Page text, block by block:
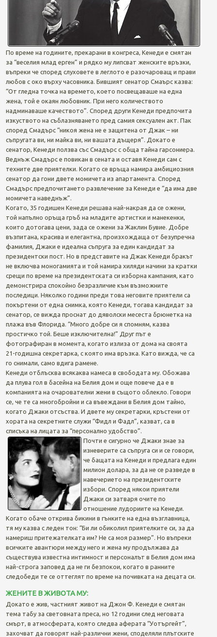
По време на годините, прекарани в конгреса, Кенеди е смятан
за “веселия млад ерген” и рядко му липсват женските връзки,
въпреки че според слуховете в леглото е разочароващ и прави
любов с око върху часовника. Бившият сенатор Смаърс казва:
“От гледна точка на времето, което посвещаваше на една
жена, той е окаян любовник. При него количеството
надминаваше качеството”. Според други Кенеди предпочита
изкуството на съблазняването пред самия сексуален акт. Пак
според Смадърс “никоя жена не е защитена от Джак – ни
съпругата ви, ни майка ви, ни вашата дъщеря”. Докато е
сенатор, Кенеди ползва със Смадърс с обща тайна гарсониера.
Веднъж Смадърс е повикан в сената и оставя Кенеди сам с
техните две приятелки. Когато се връща намира амбициозния
сенатор да гони двете момичета из апартамента. Според
Смадърс предпочитането развлечение за Кенеди е “да има две
момичета наведнъж”.
Когато, 35 годишен Кенеди решава най-накрая да се ожени,
той напълно оръща гръб на младите артистки и манекенки,
които дотогава цени, зада се ожени за Жаклин Бувие. Добре
възпитана, красива и елегантна, произхождаща от безупречна
фамилия, Джаки е идеална съпруга за един кандидат за
президентски пост. Но в представите на Джак Кенеди бракът
не включва моногамията и той намира хиляди начини за кратки
срещи по време на президентската си изборна кампания, като
демонстрира спокойно безразличие към възможните
последици. Няколко години преди това неговите приятели са
покъртени от една снимка, която Кенеди, тогава кандидат за
сенатор, се вижда проснат до дяволски месеста брюнетка на
плажа във Флорида. “Много добре си я спомням, казва
простичко той. Беше изключителна!” Друг път е
фотографиран в момента, когато излиза от дома на своята
21-годишна секретарка, с която има връзка. Като вижда, че са
го снимали, само вдига рамене.
Кенеди отблъсква всякаква намеса в свободата му. Обожава
да плува гол в басейна на Белия дом и още повече да е в
компанията на очарователни жени в същото облекло. Говори
се, че те са многобройни и са въвеждани в Белия дом тайно,
когато Джаки отсъства. И двете му секретарки, кръстени от
хората на секретните служи “Фидл и Фадл”, казват, са в
списъка на лицата за “персонално удобство”.
Почти е сигурно че Джаки знае за
изневерите са съпруга си и се говори,
че бащата на Кенеди и предлага един
милион долара, за да не се разведе в
навечерието на президентските
избори. Според някои приятели
Джаки си затваря очите по
отношение лудориите на Кенеди.
Когато обаче открива бикини в гънките на една възглавница,
тя му казва с леден тон: “Би ли обиколил приятелките си, за да
намериш притежателката им? Не са моя размер”. Но въпреки
всичките авантюри между него и жена му продължава да
съществува известна интимност и персоналът в Белия дом има
най-строга заповед да не ги безпокои, когато в ранните
следобеди те се оттеглят по време на почивката на децата си.
ЖЕНИТЕ В ЖИВОТА МУ:
Докато е жив, частният живот на Джон Ф. Кенеди е смятан
тема табу за световната преса, но 12 години след неговата
смърт, в атмосферата, която следва аферата “Уотъргейт”,
захочват да говорят най-различни жени, споделяли плътските